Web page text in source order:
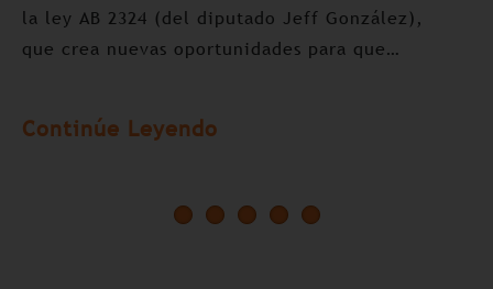
la ley AB 2324 (del diputado Jeff González),
que crea nuevas oportunidades para que…
Continúe Leyendo